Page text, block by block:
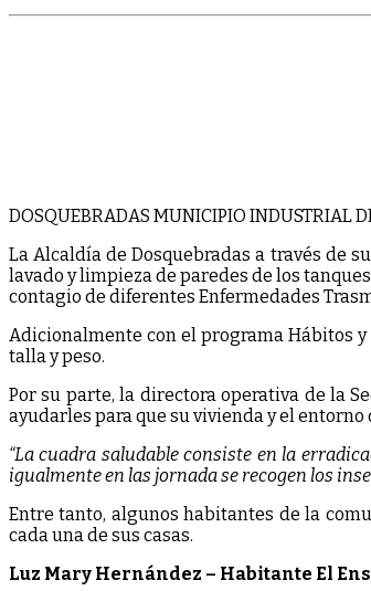
DOSQUEBRADAS MUNICIPIO INDUSTRIAL
La Alcaldía de Dosquebradas a través de
lavado y limpieza de paredes de los
contagio de diferentes Enfermedades
Adicionalmente con el programa Hábitos
talla y peso.
Por su parte, la directora operativa de la
ayudarles para que su vivienda y el
“La cuadra saludable consiste en la
igualmente en las jornada se recogen los
Entre tanto, algunos habitantes de la
cada una de sus casas.
Luz Mary Hernández – Habitante El